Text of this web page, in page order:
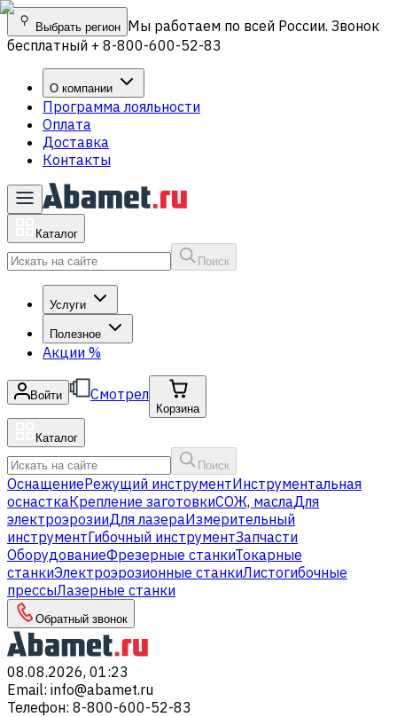
Выбрать регион Мы работаем по всей России. Звонок
бесплатный + 8-800-600-52-83
О компании
Программа лояльности
Оплата
Доставка
Контакты
Каталог
Поиск
Услуги
Полезное
Акции %
Войти Смотрел
Корзина
Каталог
Поиск
ОснащениеРежущий инструментИнструментальная
оснасткаКрепление заготовкиСОЖ, маслаДля
электроэрозииДля лазераИзмерительный
инструментГибочный инструментЗапчасти
ОборудованиеФрезерные станкиТокарные
станкиЭлектроэрозионные станкиЛистогибочные
прессыЛазерные станки
Обратный звонок
08.08.2026, 01:23
Email: info@abamet.ru
Телефон: 8-800-600-52-83